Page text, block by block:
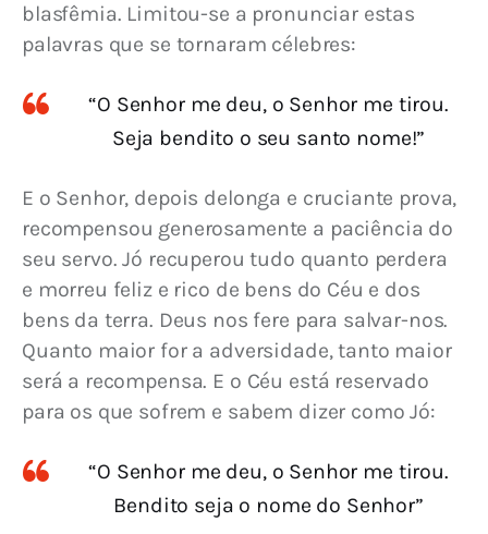
blasfêmia. Limitou-se a pronunciar estas
palavras que se tornaram célebres:
“O Senhor me deu, o Senhor me tirou.
Seja bendito o seu santo nome!”
E o Senhor, depois delonga e cruciante prova,
recompensou generosamente a paciência do
seu servo. Jó recuperou tudo quanto perdera
e morreu feliz e rico de bens do Céu e dos
bens da terra. Deus nos fere para salvar-nos.
Quanto maior for a adversidade, tanto maior
será a recompensa. E o Céu está reservado
para os que sofrem e sabem dizer como Jó:
“O Senhor me deu, o Senhor me tirou.
Bendito seja o nome do Senhor”